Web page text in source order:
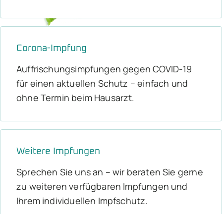
Corona-Impfung
Auffrischungsimpfungen gegen COVID-19
für einen aktuellen Schutz – einfach und
ohne Termin beim Hausarzt.
Weitere Impfungen
Sprechen Sie uns an – wir beraten Sie gerne
zu weiteren verfügbaren Impfungen und
Ihrem individuellen Impfschutz.